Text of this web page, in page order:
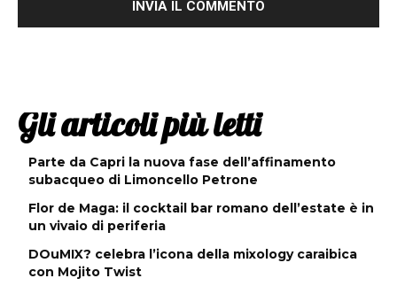
Gli articoli più letti
Parte da Capri la nuova fase dell’affinamento
subacqueo di Limoncello Petrone
Flor de Maga: il cocktail bar romano dell’estate è in
un vivaio di periferia
DOuMIX? celebra l’icona della mixology caraibica
con Mojito Twist